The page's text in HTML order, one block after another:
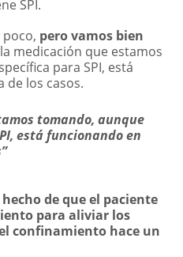
SPI.
poco, pero vamos bien
medicación que estamos
para SPI, está
de los casos.
tomando, aunque
está funcionando en
de que el paciente
para aliviar los
confinamiento hace un